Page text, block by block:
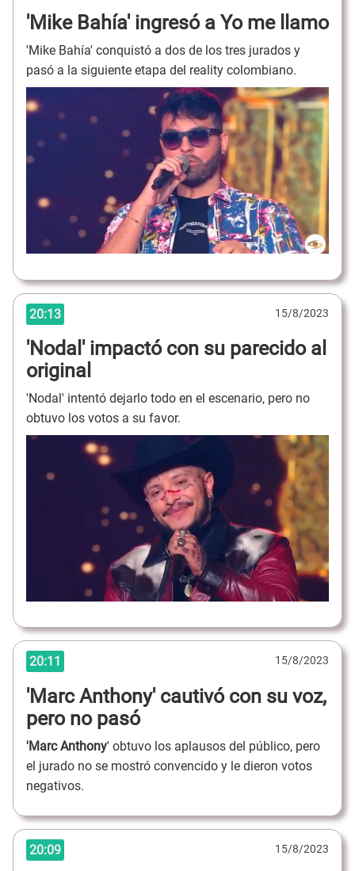
'Mike Bahía' ingresó a Yo me llamo
'Mike Bahía' conquistó a dos de los tres jurados y
pasó a la siguiente etapa del reality colombiano.
20:13 15/8/2023
'Nodal' impactó con su parecido al
original
'Nodal' intentó dejarlo todo en el escenario, pero no
obtuvo los votos a su favor.
20:11 15/8/2023
'Marc Anthony' cautivó con su voz,
pero no pasó
'Marc Anthony' obtuvo los aplausos del público, pero
el jurado no se mostró convencido y le dieron votos
negativos.
20:09 15/8/2023